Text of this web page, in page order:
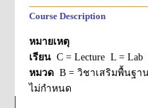
Course Description
หมายเหตุ
เรียน C = Lecture L =
หมวด B = วิชาเสริมพื้นฐา
ไม่กำหนด